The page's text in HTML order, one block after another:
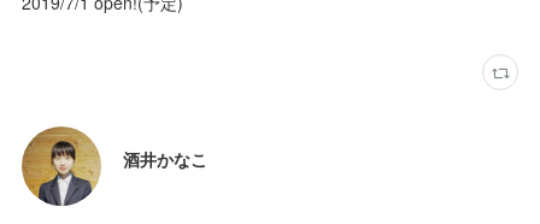
酒井かなこ